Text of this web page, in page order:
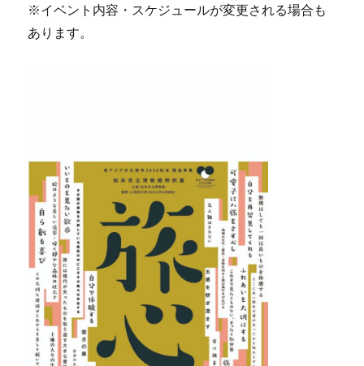
※イベント内容・スケジュールが変更される場合も
あります。